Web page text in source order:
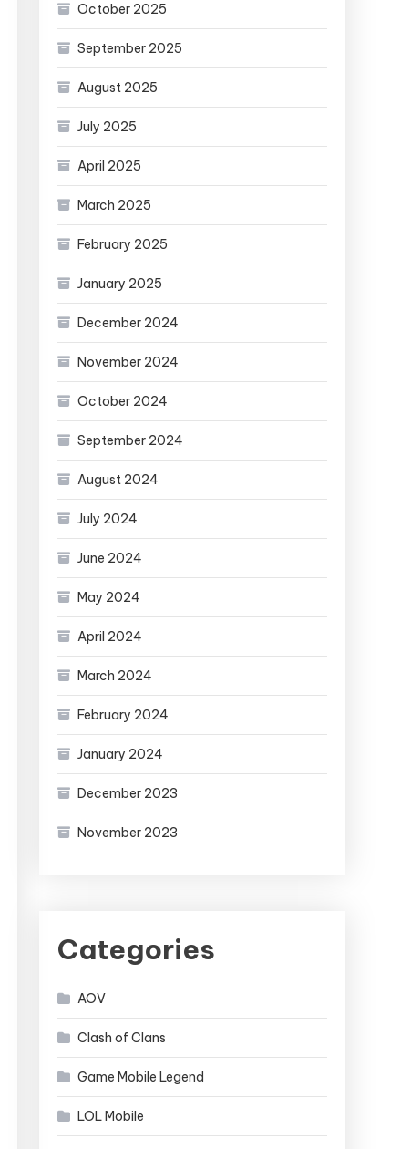
October 2025
September 2025
August 2025
July 2025
April 2025
March 2025
February 2025
January 2025
December 2024
November 2024
October 2024
September 2024
August 2024
July 2024
June 2024
May 2024
April 2024
March 2024
February 2024
January 2024
December 2023
November 2023
Categories
AOV
Clash of Clans
Game Mobile Legend
LOL Mobile